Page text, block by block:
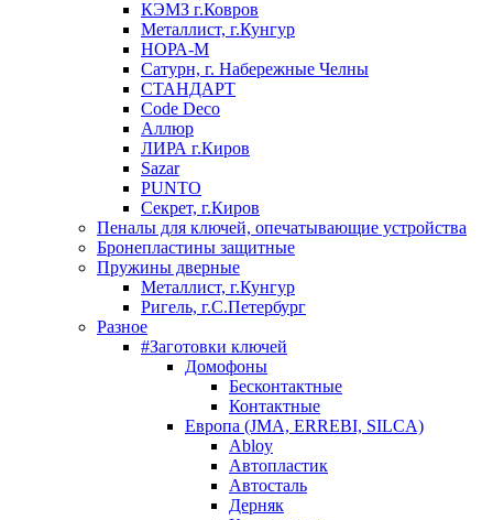
КЭМЗ г.Ковров
Металлист, г.Кунгур
НОРА-М
Сатурн, г. Набережные Челны
СТАНДАРТ
Code Deco
Аллюр
ЛИРА г.Киров
Sazar
PUNTO
Секрет, г.Киров
Пеналы для ключей, опечатывающие устройства
Бронепластины защитные
Пружины дверные
Металлист, г.Кунгур
Ригель, г.С.Петербург
Разное
#Заготовки ключей
Домофоны
Бесконтактные
Контактные
Европа (JMA, ERREBI, SILCA)
Abloy
Автопластик
Автосталь
Дерняк